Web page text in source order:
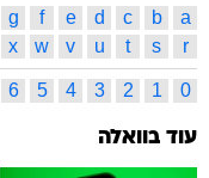
a
b
c
d
e
f
g
r
s
t
u
v
w
x
0
1
2
3
4
5
6
עוד בוואלה